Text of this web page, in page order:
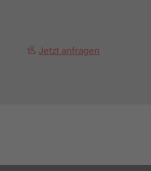
Jetzt anfragen